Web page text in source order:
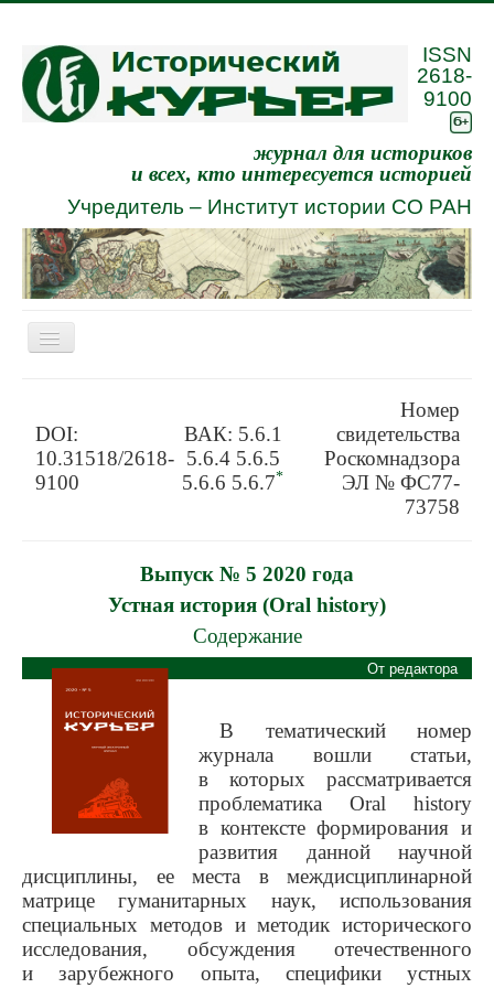
ISSN
2618-
9100
журнал для историков
и всех, кто интересуется историей
Учредитель – Институт истории СО РАН
Включить/
выключить
О журнале
Архив
Поиск
Контакты
DOI:
10.31518/2618-
9100
ВАК: 5.6.1
5.6.4 5.6.5
5.6.6 5.6.7*
Номер
свидетельства
Роскомнадзора
ЭЛ № ФС77-
73758
Выпуск № 5 2020 года
Устная история (Oral history)
Содержание
От редактора
В тематический номер
журнала вошли статьи,
в которых рассматривается
проблематика Oral history
в контексте формирования и
развития данной научной
дисциплины, ее места в междисциплинарной
матрице гуманитарных наук, использования
специальных методов и методик исторического
исследования, обсуждения отечественного
и зарубежного опыта, специфики устных